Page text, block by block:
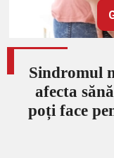
Sindromul
afecta
poți face